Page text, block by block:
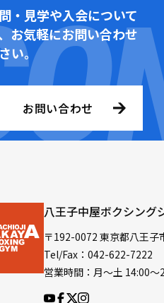
・見学や入会について
お気軽にお問い合わせ
い。
お問い合わせ
八王子中屋ボクシング
〒192-0072 東京都八王
Tel/Fax：042-622-7222
営業時間：月〜土 14:00